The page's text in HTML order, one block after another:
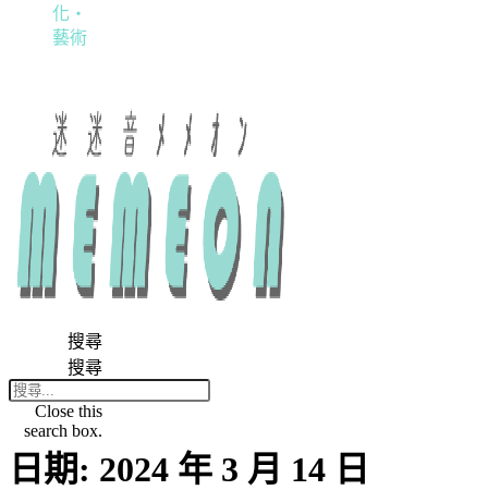
化・
藝術
搜尋
搜尋
Close this
search box.
日期: 2024 年 3 月 14 日